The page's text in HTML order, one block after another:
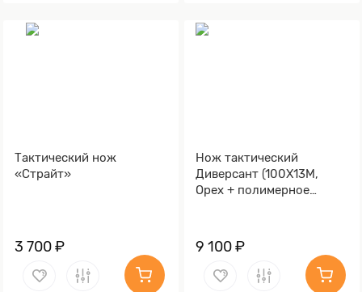
Тактический нож
«Страйт»
3 700 ₽
Нож тактический
Диверсант (100Х13М,
Орех + полимерное
Обработка клинка
Stonewash)
9 100 ₽